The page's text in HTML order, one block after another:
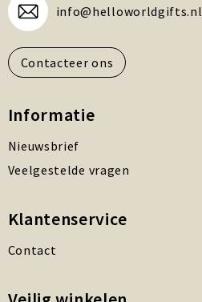
info@helloworldgifts.nl
Contacteer ons
Informatie
Nieuwsbrief
Veelgestelde vragen
Klantenservice
Contact